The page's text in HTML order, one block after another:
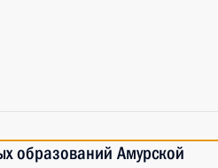
образований Амурской